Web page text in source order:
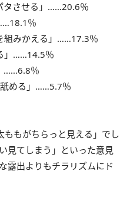
タさせる」……20.6％
％
組みかえる」……17.3％
」……14.5％
……6.8％
める」……5.7％
もがちらっと見える」でし
見てしまう」といった意見
露出よりもチラリズムにド